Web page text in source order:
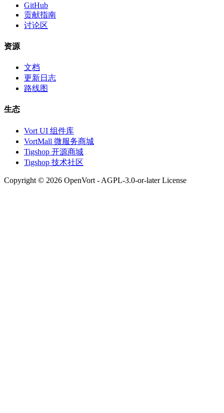
GitHub
贡献指南
讨论区
资源
文档
更新日志
路线图
生态
Vort UI 组件库
VortMall 微服务商城
Tigshop 开源商城
Tigshop 技术社区
Copyright © 2026 OpenVort - AGPL-3.0-or-later License